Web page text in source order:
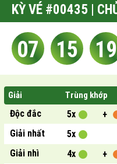
KỲ VÉ #00435 |
07 15 19
Giải Trùng khớp
Độc đắc 5x +
Giải nhất
5x
Giải nhì
4x +